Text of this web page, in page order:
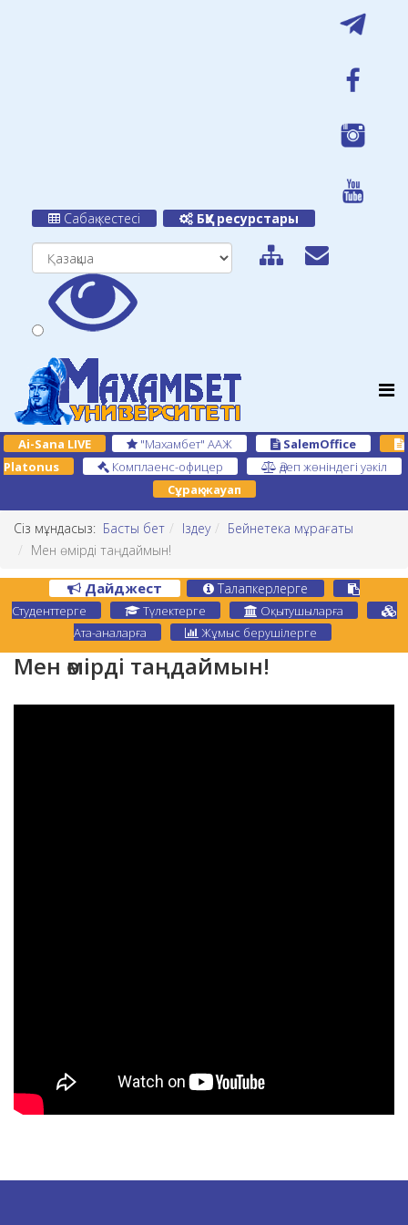
Сабақ кестесі БҚУ ресурстары
Ai-Sana LIVE "Махамбет" ААЖ
SalemOffice
Platonus
Комплаенс-офицер
Әдеп жөніндегі уәкіл
Сұрақ-жауап
Сіз мұндасыз: Басты бет Іздеу
Бейнетека мұрағаты
Мен өмірді таңдаймын!
Дайджест Талапкерлерге
Студенттерге Түлектерге
Оқытушыларға
Ата-аналарға
Жұмыс берушілерге
Мен өмірді таңдаймын!